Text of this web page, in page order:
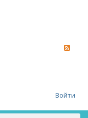
Войти